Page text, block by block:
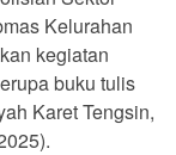
Kelurahan
kegiatan
buku tulis
Karet Tengsin,